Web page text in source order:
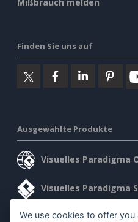
Finden Sie uns auf
Ausgewählte Produkte
Visuelles Paradigma
Visuelles Paradigma
We use cookies to offer you